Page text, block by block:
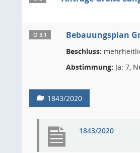
Ö 3.1 Bebauungsplan
Beschluss:
Abstimmung: Ja: 7,
1843/2020
1843/2020